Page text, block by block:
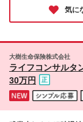
気に
大樹生命保険株式会社
ライフコンサルタ
30万円